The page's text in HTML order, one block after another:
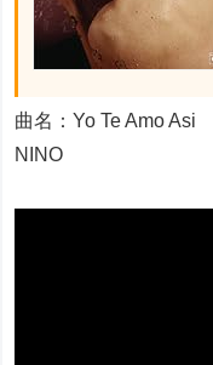
曲名：Yo Te Amo
NINO